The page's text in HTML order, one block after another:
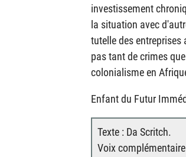
investissement
la situation avec
tutelle des entreprises
pas tant de crimes
colonialisme en
Enfant du Futur
Texte : Da Scritch.
Voix